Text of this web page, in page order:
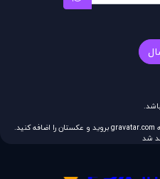
gravatar.comبروید و عکستان را اضافه کنید.
شد